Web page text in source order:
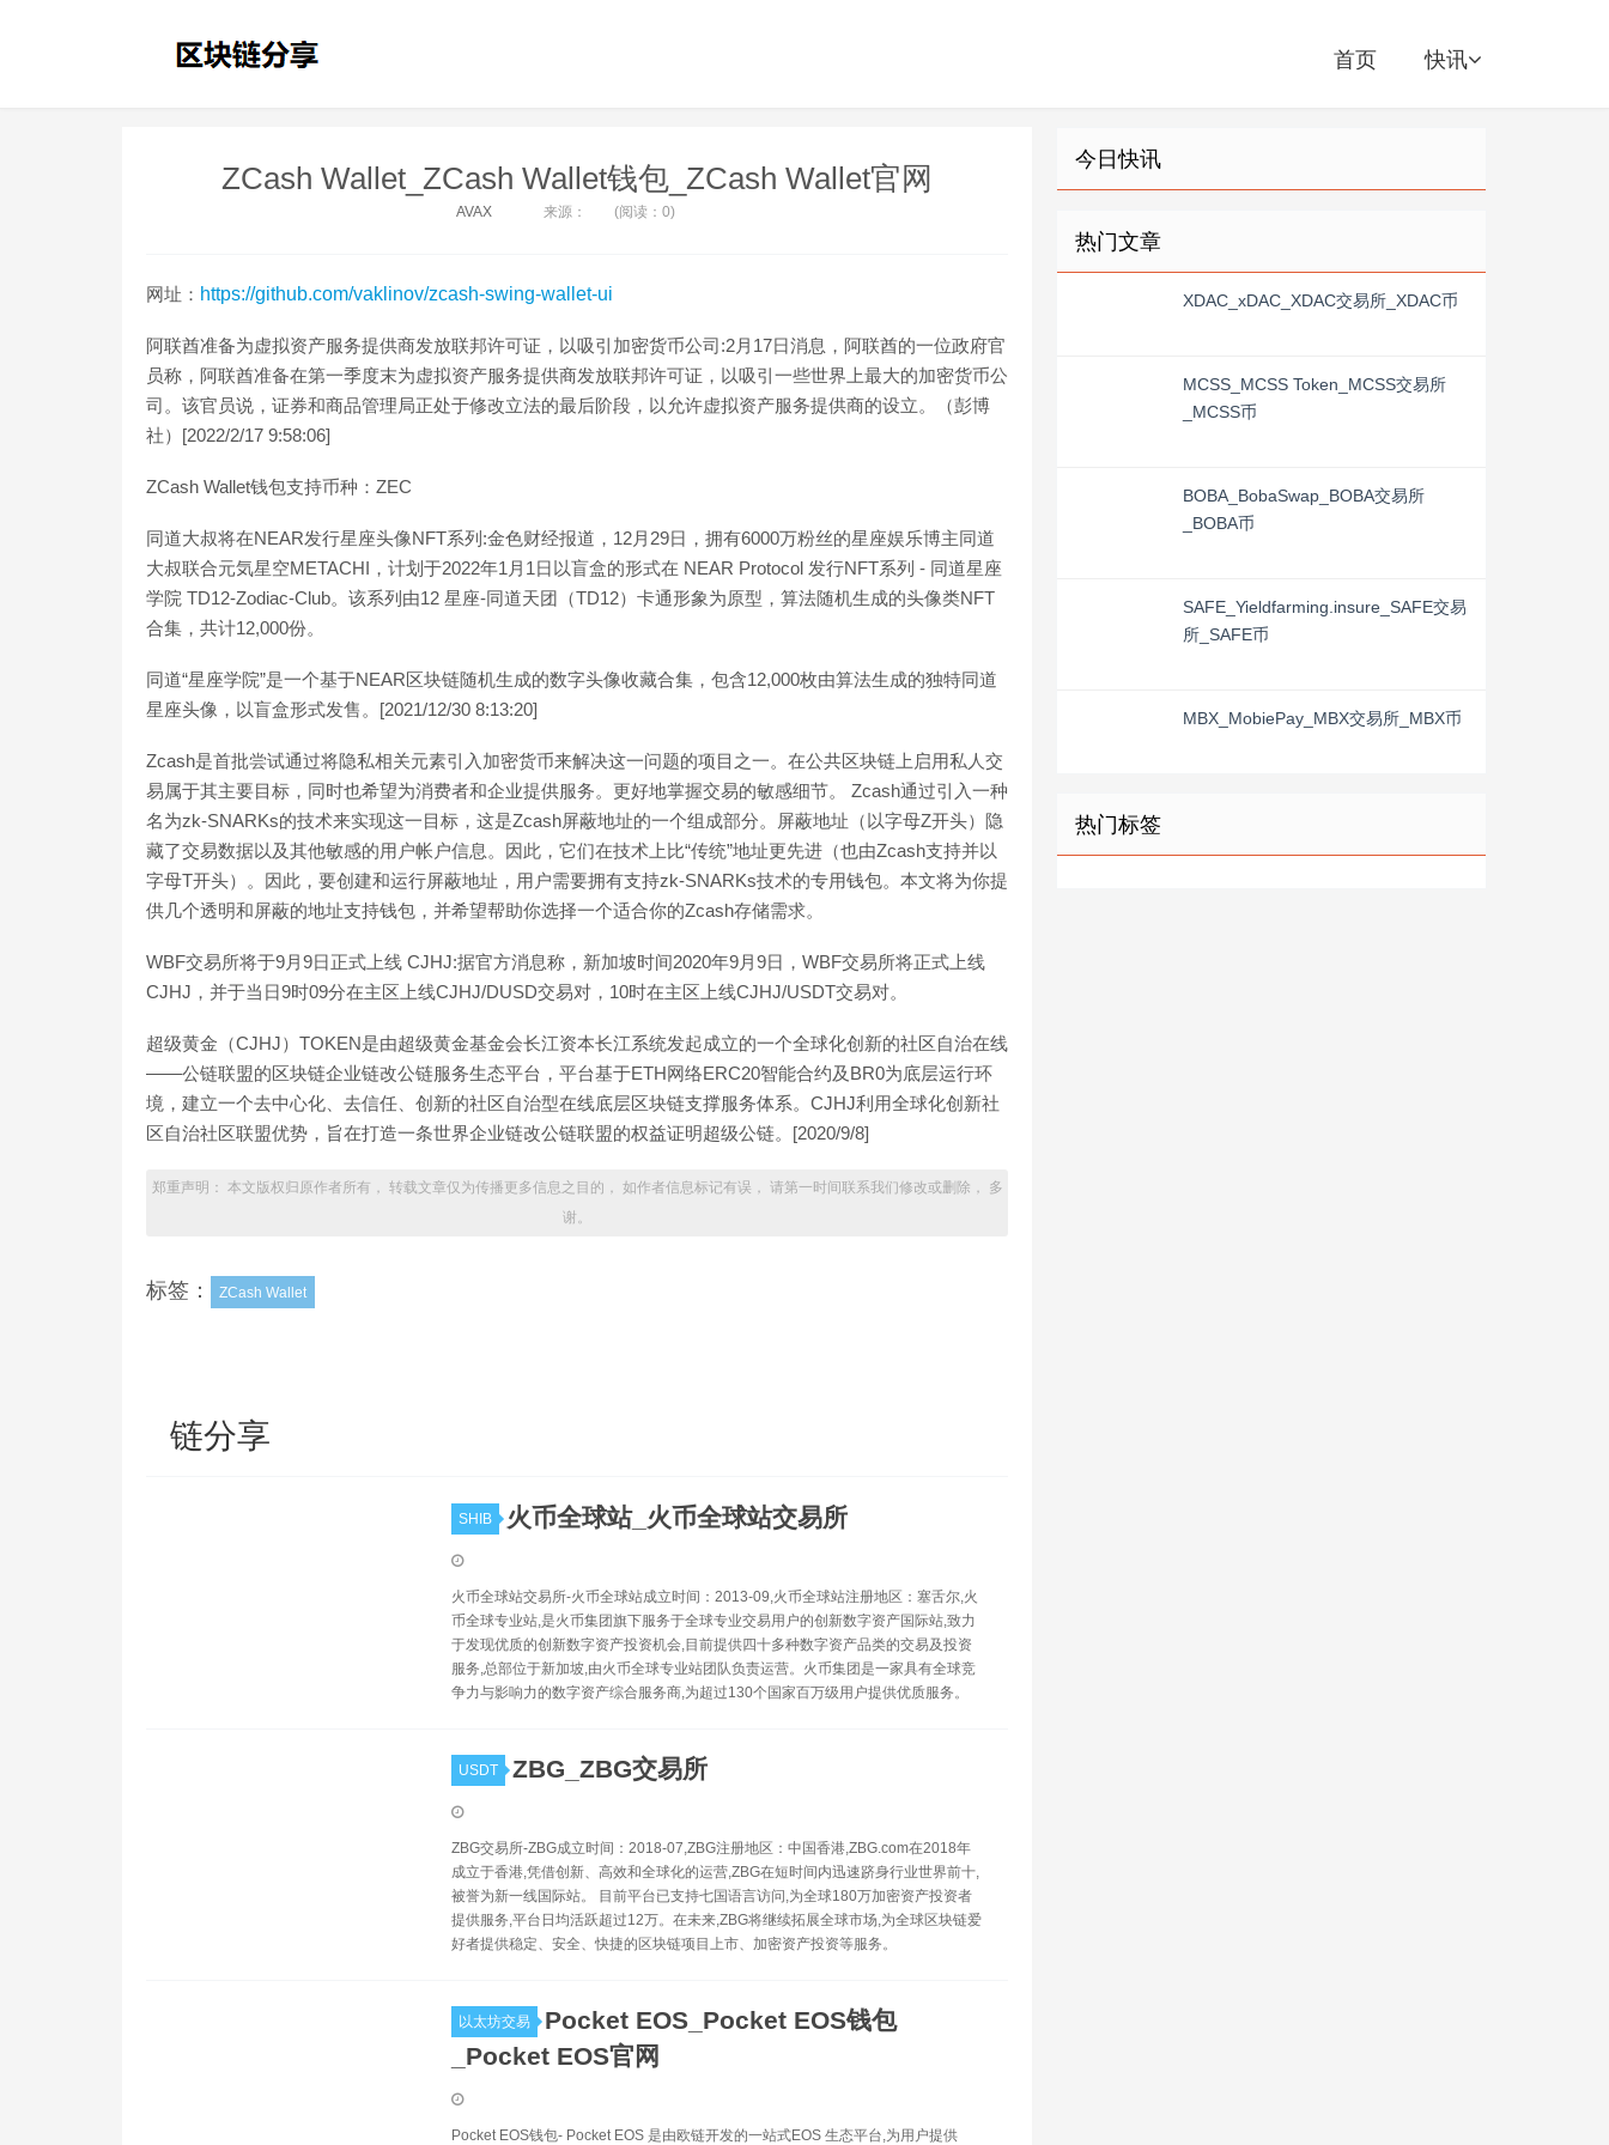
首页 快讯
ZCash Wallet_ZCash Wallet钱包_ZCash Wallet官网
AVAX 来源： (阅读：0)
网址： https://github.com/vaklinov/zcash-swing-wallet-ui
阿联酋准备为虚拟资产服务提供商发放联邦许可证，以吸引加密货币公司:2月17日消息，阿联酋的一位政府官
员称，阿联酋准备在第一季度末为虚拟资产服务提供商发放联邦许可证，以吸引一些世界上最大的加密货币公
司。该官员说，证券和商品管理局正处于修改立法的最后阶段，以允许虚拟资产服务提供商的设立。（彭博
社）[2022/2/17 9:58:06]
ZCash Wallet钱包支持币种：ZEC
同道大叔将在NEAR发行星座头像NFT系列:金色财经报道，12月29日，拥有6000万粉丝的星座娱乐博主同道
大叔联合元気星空METACHI，计划于2022年1月1日以盲盒的形式在 NEAR Protocol 发行NFT系列 - 同道星座
学院 TD12-Zodiac-Club。该系列由12 星座-同道天团（TD12）卡通形象为原型，算法随机生成的头像类NFT
合集，共计12,000份。
同道“星座学院”是一个基于NEAR区块链随机生成的数字头像收藏合集，包含12,000枚由算法生成的独特同道
星座头像，以盲盒形式发售。[2021/12/30 8:13:20]
Zcash是首批尝试通过将隐私相关元素引入加密货币来解决这一问题的项目之一。在公共区块链上启用私人交
易属于其主要目标，同时也希望为消费者和企业提供服务。更好地掌握交易的敏感细节。 Zcash通过引入一种
名为zk-SNARKs的技术来实现这一目标，这是Zcash屏蔽地址的一个组成部分。屏蔽地址（以字母Z开头）隐
藏了交易数据以及其他敏感的用户帐户信息。因此，它们在技术上比“传统”地址更先进（也由Zcash支持并以
字母T开头）。因此，要创建和运行屏蔽地址，用户需要拥有支持zk-SNARKs技术的专用钱包。本文将为你提
供几个透明和屏蔽的地址支持钱包，并希望帮助你选择一个适合你的Zcash存储需求。
WBF交易所将于9月9日正式上线 CJHJ:据官方消息称，新加坡时间2020年9月9日，WBF交易所将正式上线
CJHJ，并于当日9时09分在主区上线CJHJ/DUSD交易对，10时在主区上线CJHJ/USDT交易对。
超级黄金（CJHJ）TOKEN是由超级黄金基金会长江资本长江系统发起成立的一个全球化创新的社区自治在线
——公链联盟的区块链企业链改公链服务生态平台，平台基于ETH网络ERC20智能合约及BR0为底层运行环
境，建立一个去中心化、去信任、创新的社区自治型在线底层区块链支撑服务体系。CJHJ利用全球化创新社
区自治社区联盟优势，旨在打造一条世界企业链改公链联盟的权益证明超级公链。[2020/9/8]
郑重声明： 本文版权归原作者所有， 转载文章仅为传播更多信息之目的， 如作者信息标记有误， 请第一时间联系我们修改或删除， 多
谢。
标签： ZCash Wallet
链分享
SHIB 火币全球站_火币全球站交易所
火币全球站交易所-火币全球站成立时间：2013-09,火币全球站注册地区：塞舌尔,火
币全球专业站,是火币集团旗下服务于全球专业交易用户的创新数字资产国际站,致力
于发现优质的创新数字资产投资机会,目前提供四十多种数字资产品类的交易及投资
服务,总部位于新加坡,由火币全球专业站团队负责运营。火币集团是一家具有全球竞
争力与影响力的数字资产综合服务商,为超过130个国家百万级用户提供优质服务。
USDT ZBG_ZBG交易所
ZBG交易所-ZBG成立时间：2018-07,ZBG注册地区：中国香港,ZBG.com在2018年
成立于香港,凭借创新、高效和全球化的运营,ZBG在短时间内迅速跻身行业世界前十,
被誉为新一线国际站。 目前平台已支持七国语言访问,为全球180万加密资产投资者
提供服务,平台日均活跃超过12万。在未来,ZBG将继续拓展全球市场,为全球区块链爱
好者提供稳定、安全、快捷的区块链项目上市、加密资产投资等服务。
以太坊交易
Pocket EOS_Pocket EOS钱包
_Pocket EOS官网
Pocket EOS钱包- Pocket EOS 是由欧链开发的一站式EOS 生态平台,为用户提供
今日快讯
热门文章
XDAC_xDAC_XDAC交易所_XDAC币
MCSS_MCSS Token_MCSS交易所
_MCSS币
BOBA_BobaSwap_BOBA交易所
_BOBA币
SAFE_Yieldfarming.insure_SAFE交易
所_SAFE币
MBX_MobiePay_MBX交易所_MBX币
热门标签